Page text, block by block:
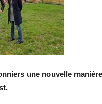
une nouvelle